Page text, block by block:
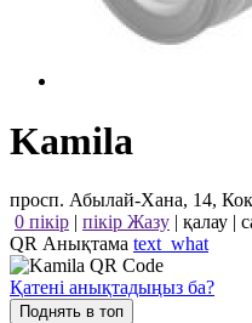
Kamila
просп. Абылай-Хана, 14,
0 пікір | пікір Жазу | қалау |
QR Анықтама text_what
Қатені анықтадыңыз ба?
Поднять в топ